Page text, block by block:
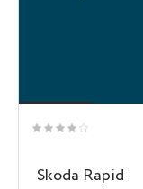
Skoda Rapid